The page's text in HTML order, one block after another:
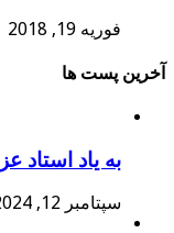
فوریه 19, 2018
آخرین پست ها
به یاد استاد
سپتامبر 12, 2024